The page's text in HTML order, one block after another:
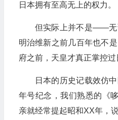
日本拥有至高无上的权力。
但实际上并不是——无
明治维新之前几百年也不
府之前，天皇才真正掌控过
日本的历史记载效仿
年号纪念，我们熟悉的《
亲就经常提起昭和XX年，